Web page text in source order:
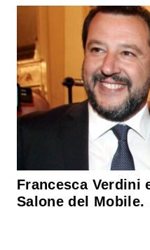
Francesca Verdini
Salone del Mobile.